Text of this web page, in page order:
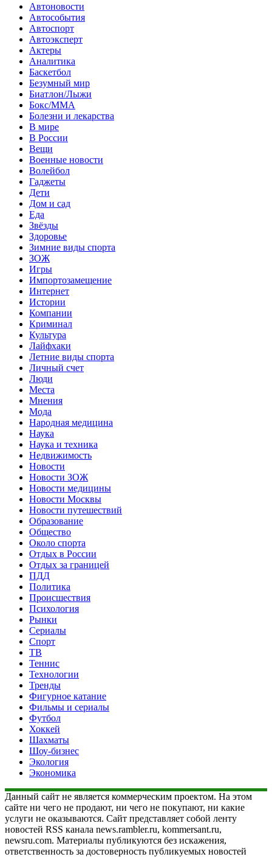
Автоновости
Автособытия
Автоспорт
Автоэксперт
Актеры
Аналитика
Баскетбол
Безумный мир
Биатлон/Лыжи
Бокс/MMA
Болезни и лекарства
В мире
В России
Вещи
Военные новости
Волейбол
Гаджеты
Дети
Дом и сад
Еда
Звёзды
Здоровье
Зимние виды спорта
ЗОЖ
Игры
Импортозамещение
Интернет
Истории
Компании
Криминал
Культура
Лайфхаки
Летние виды спорта
Личный счет
Люди
Места
Мнения
Мода
Народная медицина
Наука
Наука и техника
Недвижимость
Новости
Новости ЗОЖ
Новости медицины
Новости Москвы
Новости путешествий
Образование
Общество
Около спорта
Отдых в России
Отдых за границей
ПДД
Политика
Происшествия
Психология
Рынки
Сериалы
Спорт
ТВ
Теннис
Технологии
Тренды
Фигурное катание
Фильмы и сериалы
Футбол
Хоккей
Шахматы
Шоу-бизнес
Экология
Экономика
Данный сайт не является коммерческим проектом. На этом
сайте ни чего не продают, ни чего не покупают, ни какие
услуги не оказываются. Сайт представляет собой ленту
новостей RSS канала news.rambler.ru, kommersant.ru,
newsru.com. Материалы публикуются без искажения,
ответственность за достоверность публикуемых новостей